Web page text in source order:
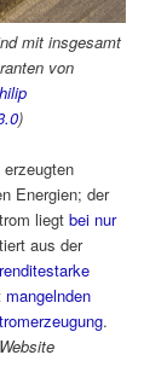
mit insgesamt
von
)
Energien; der
liegtbei nur
aus der
mangelnden
.
Website